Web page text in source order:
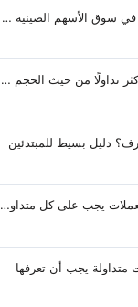
كيفية الاستثمار في سوق الأسهم الصينية من الهند
زوج العملات الأكثر تداولًا من حيث الحجم والقيمة: دليل المتداول
دليل بسيط للمبتدئين
أهم 20 رمزًا للعملات يجب على كل متداول في سوق الفوركس معرفتها